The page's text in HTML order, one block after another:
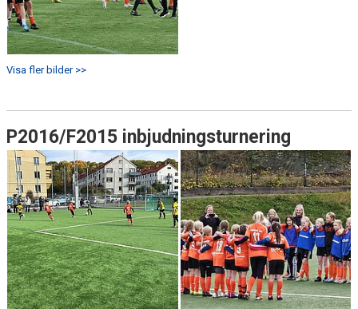
Visa fler bilder >>
P2016/F2015 inbjudningsturnering